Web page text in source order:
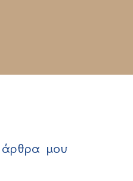
μου